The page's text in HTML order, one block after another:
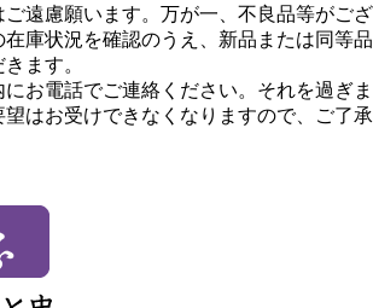
遠慮願います。万が一、不良品等がござ
庫状況を確認のうえ、新品または同等品
ます。
お電話でご連絡ください。それを過ぎま
はお受けできなくなりますので、ご了承